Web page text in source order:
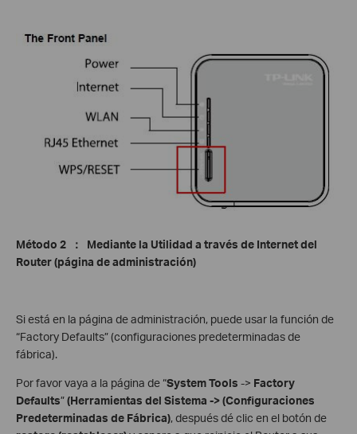
Método 2 ：
Mediante la Utilidad a través de Internet del
Router (página de administración)
Si está en la página de administración, puede usar la función de
“Factory Defaults” (configuraciones predeterminadas de
fábrica).
Por favor vaya a la página de “System Tools -> Factory
Defaults”(Herramientas del Sistema ->(Configuraciones
Predeterminadas de Fábrica), después dé clic en el botón de